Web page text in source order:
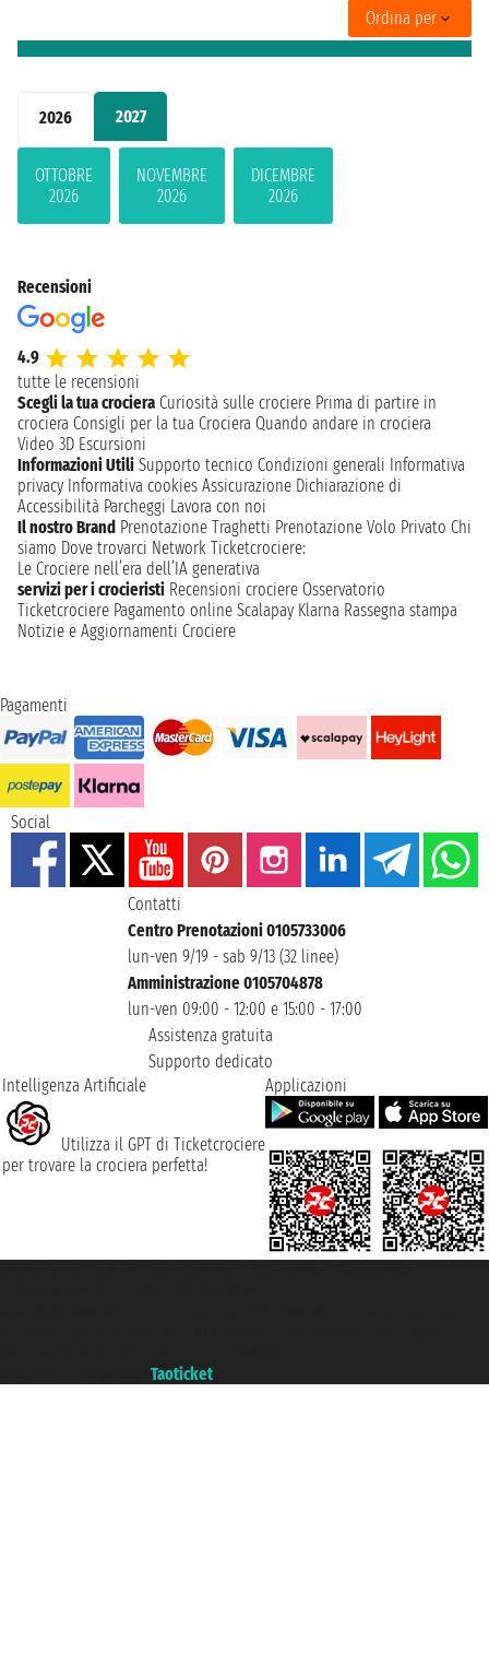
2026 2027
OTTOBRE
2026
NOVEMBRE
2026
DICEMBRE
2026
Ordina per
Recensioni
4.9
tutte le recensioni
Scegli la tua crociera Curiosità sulle crociere Prima di partire in
crociera Consigli per la tua Crociera Quando andare in crociera
Video 3D Escursioni
Informazioni Utili Supporto tecnico Condizioni generali Informativa
privacy Informativa cookies Assicurazione Dichiarazione di
Accessibilità Parcheggi Lavora con noi
Il nostro Brand Prenotazione Traghetti Prenotazione Volo Privato Chi
siamo Dove trovarci Network Ticketcrociere:
Le Crociere nell’era dell’IA generativa
servizi per i crocieristi Recensioni crociere Osservatorio
Ticketcrociere Pagamento online Scalapay Klarna Rassegna stampa
Notizie e Aggiornamenti Crociere
Pagamenti
Social
Contatti
Centro Prenotazioni 0105733006
lun-ven 9/19 - sab 9/13 (32 linee)
Amministrazione 0105704878
lun-ven 09:00 - 12:00 e 15:00 - 17:00
Assistenza gratuita
Supporto dedicato
Intelligenza Artificiale
Utilizza il GPT di Ticketcrociere
per trovare la crociera perfetta!
Applicazioni
Taoticket